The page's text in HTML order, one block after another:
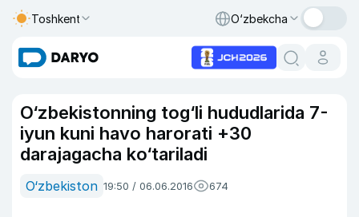
Toshkent O‘zbekcha
O‘zbekistonning tog‘li hududlarida 7-
iyun kuni havo harorati +30
darajagacha ko‘tariladi
O‘zbekiston 19:50 / 06.06.2016 674